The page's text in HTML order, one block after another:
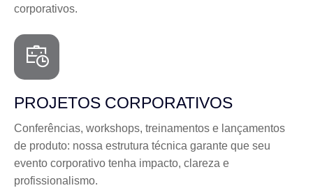
corporativos.
PROJETOS CORPORATIVOS
Conferências, workshops, treinamentos e lançamentos
de produto: nossa estrutura técnica garante que seu
evento corporativo tenha impacto, clareza e
profissionalismo.